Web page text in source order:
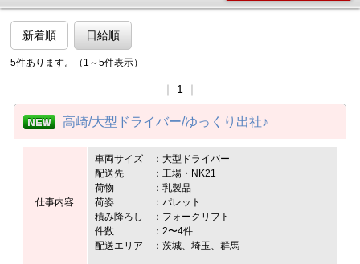
新着順 日給順
5件あります。（1～5件表示）
1
高崎/大型ドライバー/ゆっくり出社♪
仕事内容
車両サイズ ：大型ドライバー
配送先 ：工場・NK21
荷物 ：乳製品
荷姿 ：パレット
積み降ろし ：フォークリフト
件数 ：2〜4件
配送エリア ：茨城、埼玉、群馬